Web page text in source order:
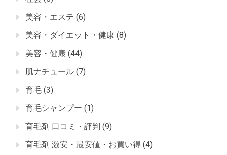
美容・エステ (6)
美容・ダイエット・健康 (8)
美容・健康 (44)
肌ナチュール (7)
育毛 (3)
育毛シャンプー (1)
育毛剤 口コミ・評判 (9)
育毛剤 激安・最安値・お買い得 (4)